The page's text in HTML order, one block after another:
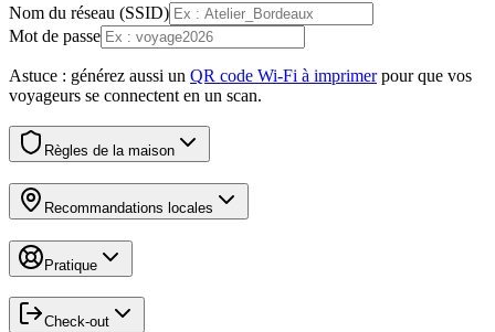
Nom du réseau (SSID)
Mot de passe
Astuce : générez aussi un QR code Wi-Fi à imprimer pour que vos
voyageurs se connectent en un scan.
Règles de la maison
Recommandations locales
Pratique
Check-out